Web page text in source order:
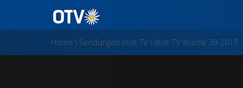
Home \ Sendungen Imst-TV\ Imst-TV Woche 39-2017